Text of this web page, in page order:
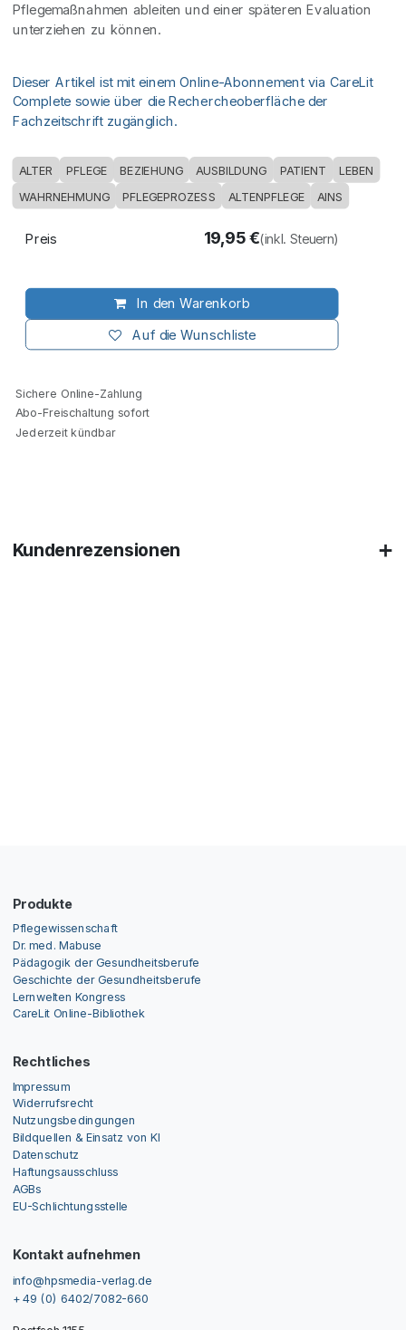
Pflegemaßnahmen ableiten und einer späteren Evaluation
unterziehen zu können.
Dieser Artikel ist mit einem Online-Abonnement via CareLit
Complete sowie über die Rechercheoberfläche der
Fachzeitschrift zugänglich.
ALTER PFLEGE BEZIEHUNG AUSBILDUNG PATIENT LEBEN
WAHRNEHMUNG PFLEGEPROZESS ALTENPFLEGE AINS
In den Warenkorb
Auf die Wunschliste
Preis 19,95€(inkl. Steuern)
Sichere Online-Zahlung
Abo-Freischaltung sofort
Jederzeit kündbar
Kundenrezensionen
Produkte
Pflegewissenschaft
Dr. med. Mabuse
Pädagogik der Gesundheitsberufe
Geschichte der Gesundheitsberufe
Lernwelten Kongress
CareLit Online-Bibliothek
Rechtliches
Impressum
Widerrufsrecht
Nutzungsbedingungen
Bildquellen & Einsatz von KI
Datenschutz
Haftungsausschluss
AGBs
EU-Schlichtungsstelle
Kontakt aufnehmen
info@hpsmedia-verlag.de
+ 49 (0) 6402/7082-660